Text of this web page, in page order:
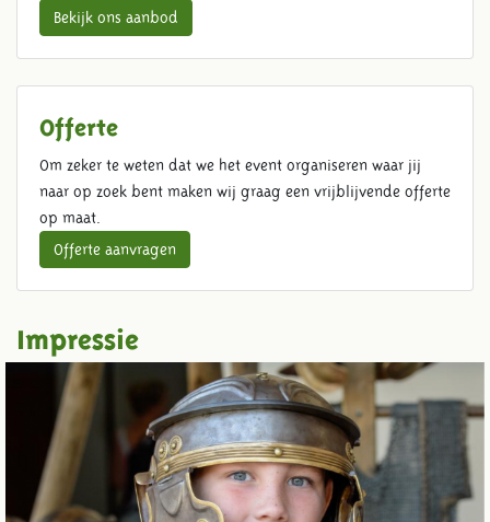
Bekijk ons aanbod
Offerte
Om zeker te weten dat we het event organiseren waar jij
naar op zoek bent maken wij graag een vrijblijvende offerte
op maat.
Offerte aanvragen
Impressie